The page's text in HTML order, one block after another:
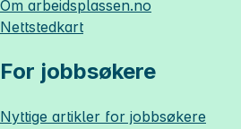
Om arbeidsplassen.no
Nettstedkart
For jobbsøkere
Nyttige artikler for jobbsøkere